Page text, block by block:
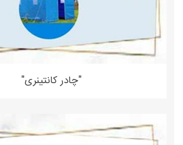
"چادر کانتینری"